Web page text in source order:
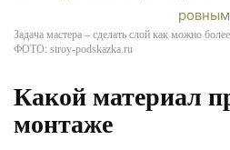
Задача мастера – сделать слой как можно
ФОТО: stroy-podskazka.ru
Какой материал
монтаже